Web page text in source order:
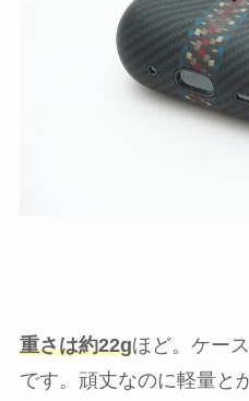
重さは約22gほど。ケー
です。頑丈なのに軽量と